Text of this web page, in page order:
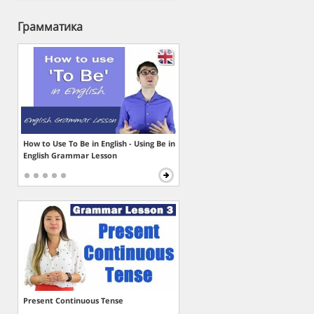
Грамматика
How to Use To Be in English - Using Be in
English Grammar Lesson
Present Continuous Tense